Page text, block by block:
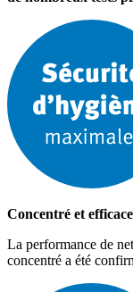
Concentré et
La performance de
concentré a été